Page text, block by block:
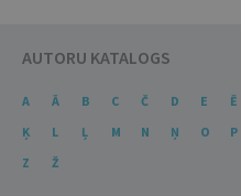
AUTORU KATALOGS
A Ā B C Č D E Ē
Ķ
L Ļ M N Ņ O P
Z
Ž